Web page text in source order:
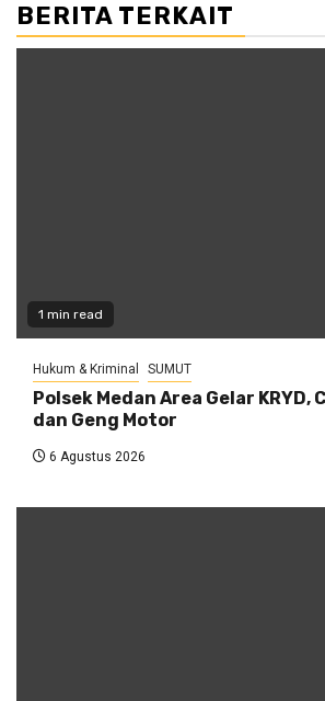
BERITA TERKAIT
1 min read
Hukum & Kriminal SUMUT
Polsek Medan Area Gelar KRYD,
dan Geng Motor
6 Agustus 2026